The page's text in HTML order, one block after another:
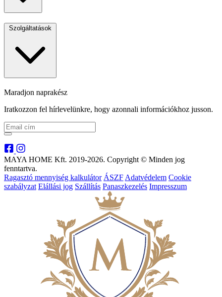
Szolgáltatások
Maradjon naprakész
Iratkozzon fel hírlevelünkre, hogy azonnali információkhoz jusson.
MAYA HOME Kft. 2019-2026. Copyright © Minden jog
fenntartva.
Ragasztó mennyiség kalkulátor ÁSZF Adatvédelem Cookie
szabályzat Elállási jog Szállítás Panaszkezelés Impresszum